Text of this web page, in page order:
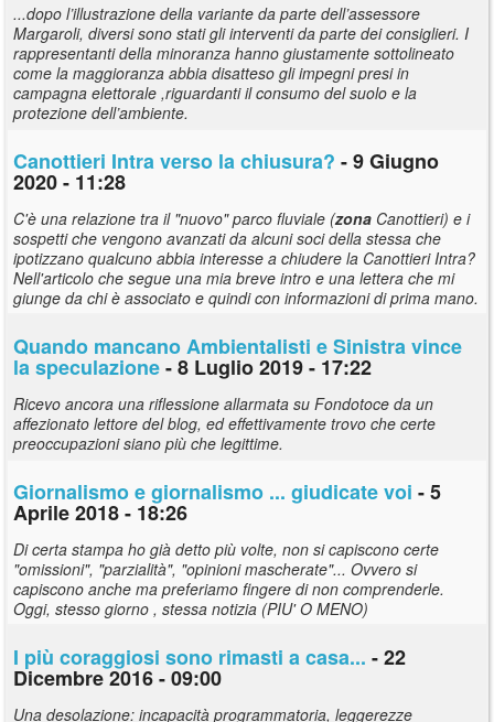
...dopo l’illustrazione della variante da parte dell’assessore
Margaroli, diversi sono stati gli interventi da parte dei consiglieri. I
rappresentanti della minoranza hanno giustamente sottolineato
come la maggioranza abbia disatteso gli impegni presi in
campagna elettorale ,riguardanti il consumo del suolo e la
protezione dell’ambiente.
Canottieri Intra verso la chiusura? - 9 Giugno
2020 - 11:28
C'è una relazione tra il "nuovo" parco fluviale (zona Canottieri) e i
sospetti che vengono avanzati da alcuni soci della stessa che
ipotizzano qualcuno abbia interesse a chiudere la Canottieri Intra?
Nell'articolo che segue una mia breve intro e una lettera che mi
giunge da chi è associato e quindi con informazioni di prima mano.
Quando mancano Ambientalisti e Sinistra vince
la speculazione- 8 Luglio 2019 - 17:22
Ricevo ancora una riflessione allarmata su Fondotoce da un
affezionato lettore del blog, ed effettivamente trovo che certe
preoccupazioni siano più che legittime.
Giornalismo e giornalismo ... giudicate voi - 5
Aprile 2018 - 18:26
Di certa stampa ho già detto più volte, non si capiscono certe
"omissioni", "parzialità", "opinioni mascherate"... Ovvero si
capiscono anche ma preferiamo fingere di non comprenderle.
Oggi, stesso giorno , stessa notizia (PIU' O MENO)
I più coraggiosi sono rimasti a casa... - 22
Dicembre 2016 - 09:00
Una desolazione: incapacità programmatoria, leggerezze